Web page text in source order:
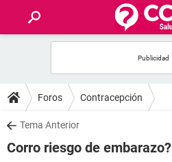
FOROS
SALUD
Foros Contracepción
Tema Anterior
Corro riesgo de embarazo?